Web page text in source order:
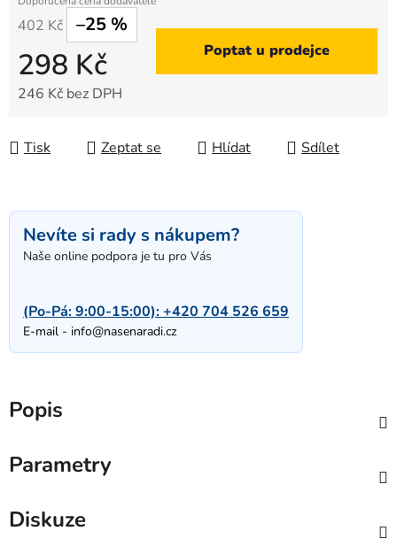
402 Kč –25 %
298 Kč
246 Kč bez DPH
Poptat u prodejce
Tisk Zeptat se Hlídat Sdílet
Nevíte si rady s nákupem?
Naše online podpora je tu pro Vás
(Po-Pá: 9:00-15:00):+420 704 526 659
E-mail - info@nasenaradi.cz
Popis
Parametry
Diskuze